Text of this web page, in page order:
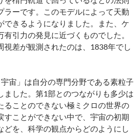
ラーです。このモデルによって天動
できるようになりました。また、ケ
引力の発見に近づくものでした。
視差が観測されたのは、1838年でし
宙」は自分の専門分野である素粒子
ました。第1部とのつながりも多少は
ることのできない極ミクロの世界の
すことができない中で、宇宙の初期
どを、科学の観点からどのようにし